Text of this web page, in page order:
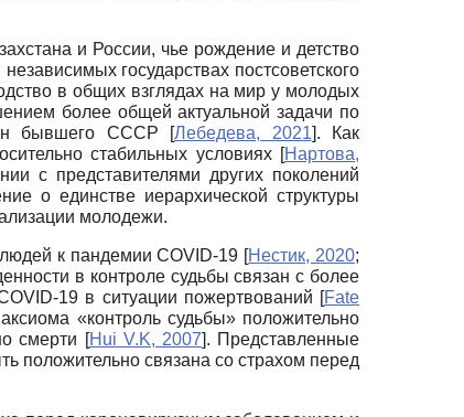
и России, чье рождение и детство
государствах постсоветского
в общих взглядах на мир у молодых
более общей актуальной задачи по
бывшего СССР
[Лебедева, 2021]. Как
стабильных условиях [Нартова,
с представителями других поколений
о единстве иерархической структуры
молодежи.
к пандемии COVID-19 [Нестик, 2020;
в контроле судьбы связан с более
19 в ситуации пожертвований [Fate
«контроль судьбы» положительно
смерти [Hui V.K, 2007]. Представленные
положительно связана со страхом перед